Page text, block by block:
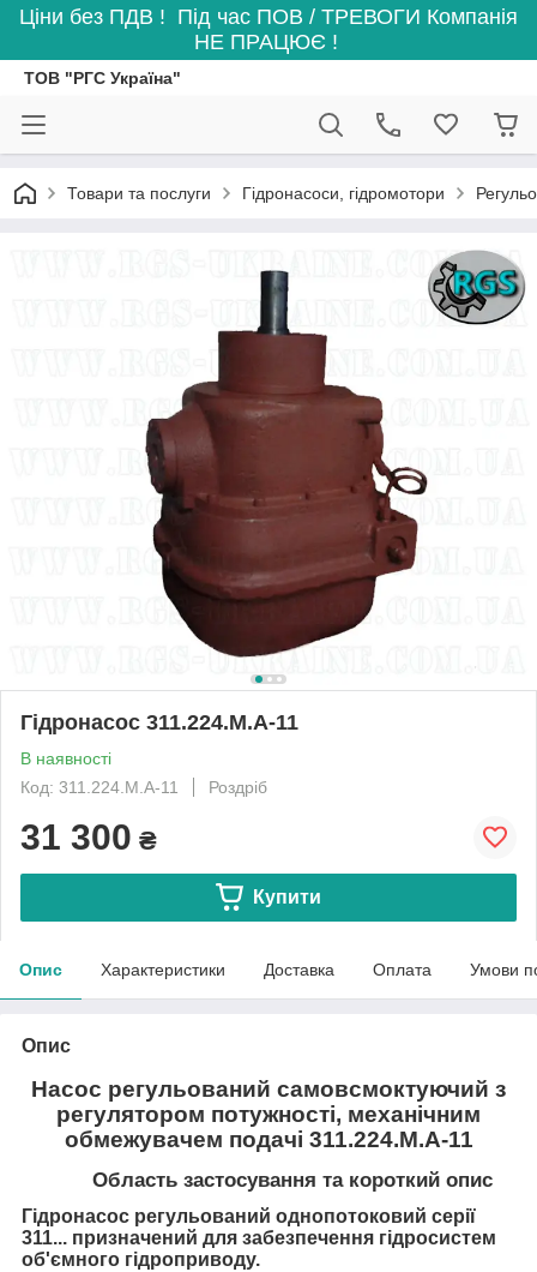
Ціни без ПДВ ! Під час ПОВ / ТРЕВОГИ Компанія
НЕ ПРАЦЮЄ !
ТОВ "РГС Україна"
Товари та послуги Гідронасоси, гідромотори
Гідронасос 311.224.М.А-11
В наявності
Код: 311.224.М.А-11
Роздріб
31 300 ₴
Купити
Опис Характеристики Доставка Оплата Умови
Опис
Насос регульований самовсмоктуючий з
регулятором потужності, механічним
обмежувачем подачі 311.224.М.А-11
Область застосування та короткий опис
Гідронасос регульований однопотоковий серії
311... призначений для забезпечення гідросистем
об'ємного гідроприводу.